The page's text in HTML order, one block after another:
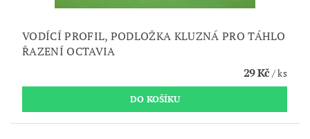
VODÍCÍ PROFIL, PODLOŽKA KLUZNÁ PRO TÁHLO
ŘAZENÍ OCTAVIA
29 Kč/ ks